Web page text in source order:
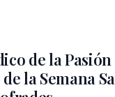
de la
la Semana